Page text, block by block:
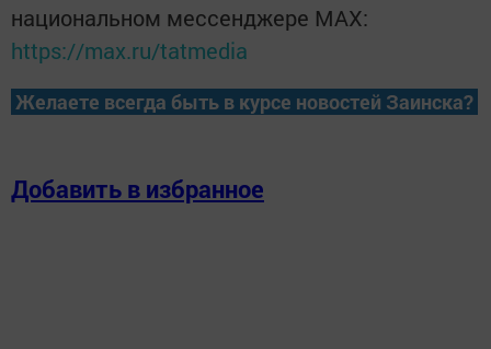
национальном мессенджере MАХ:
https://max.ru/tatmedia
Желаете всегда быть в курсе новостей Заинска?
Добавить в избранное